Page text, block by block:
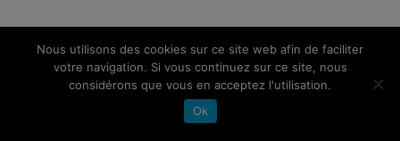
Nous utilisons des cookies sur ce site web afin de faciliter
votre navigation. Si vous continuez sur ce site, nous
considérons que vous en acceptez l'utilisation.
Ok